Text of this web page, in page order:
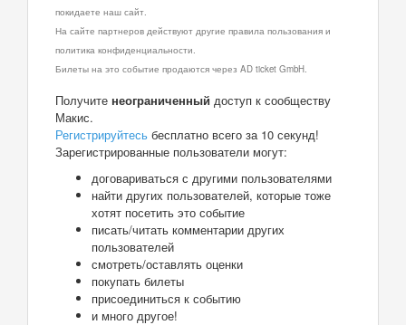
покидаете наш сайт.
На сайте партнеров действуют другие правила пользования и
политика конфиденциальности.
Билеты на это событие продаются через AD ticket GmbH.
Получите неограниченный доступ к сообществу
Макис.
Регистрируйтесь бесплатно всего за 10 секунд!
Зарегистрированные пользователи могут:
договариваться с другими пользователями
найти других пользователей, которые тоже
хотят посетить это событие
писать/читать комментарии других
пользователей
смотреть/оставлять оценки
покупать билеты
присоединиться к событию
и много другое!